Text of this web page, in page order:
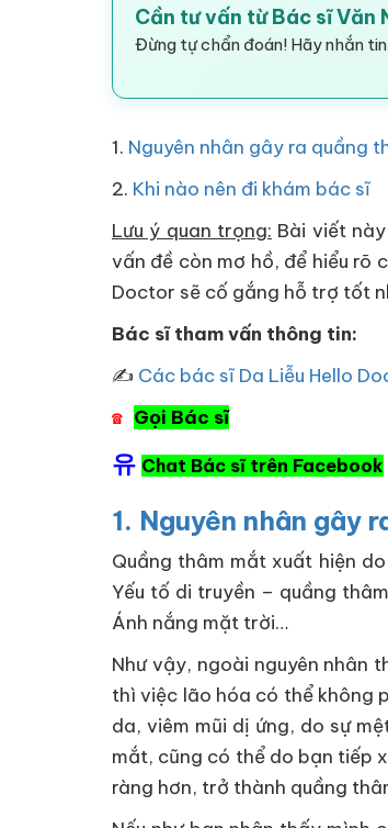
Cần tư vấn từ Bác sĩ Văn
Đừng tự chẩn đoán! Hãy nhắn
1. Nguyên nhân gây ra quầng
2. Khi nào nên đi khám bác sĩ
Lưu ý quan trọng: Bài viết
vấn đề còn mơ hồ, để hiểu rõ
Doctor sẽ cố gắng hỗ trợ tốt
Bác sĩ tham vấn thông tin:
✍ Các bác sĩ Da Liễu Hello
☎ Gọi Bác sĩ
유 Chat Bác sĩ trên Facebook
1. Nguyên nhân gây
Quầng thâm mắt xuất hiện
Yếu tố di truyền – quầng
Ánh nắng mặt trời…
Như vậy, ngoài nguyên nhân
thì việc lão hóa có thể không
da, viêm mũi dị ứng, do sự
mắt, cũng có thể do bạn tiếp
ràng hơn, trở thành quầng